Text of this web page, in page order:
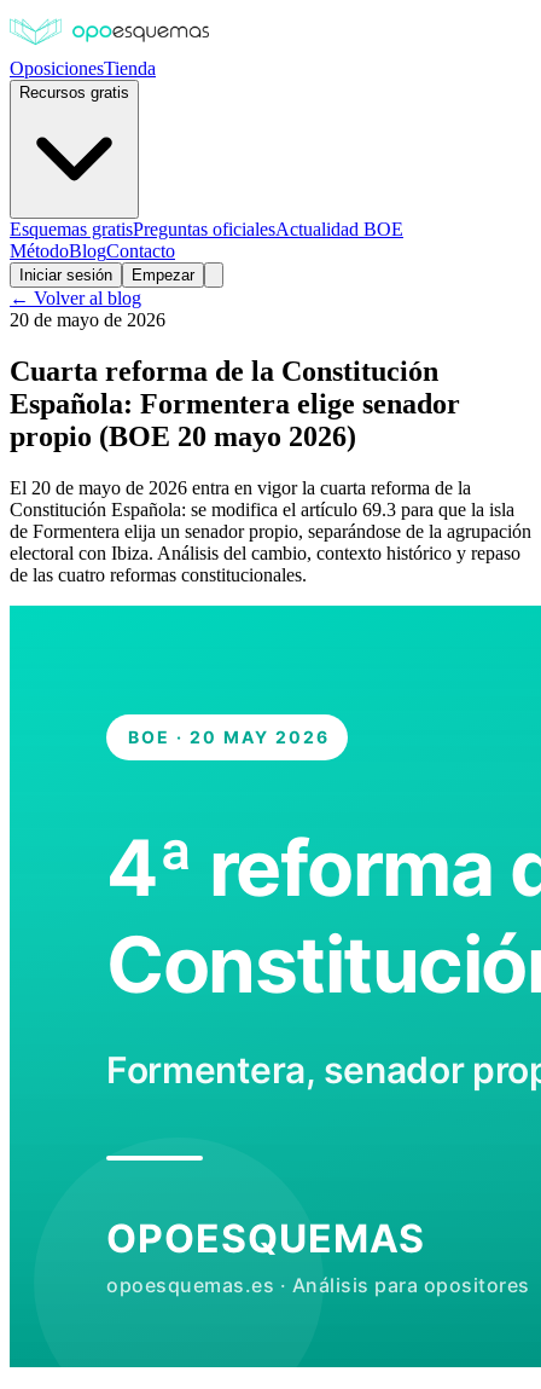
OposicionesTienda
Recursos gratis
Esquemas gratisPreguntas oficialesActualidad BOE
MétodoBlogContacto
Iniciar sesión Empezar
← Volver al blog
20 de mayo de 2026
Cuarta reforma de la Constitución
Española: Formentera elige senador
propio (BOE 20 mayo 2026)
El 20 de mayo de 2026 entra en vigor la cuarta reforma de la
Constitución Española: se modifica el artículo 69.3 para que la isla
de Formentera elija un senador propio, separándose de la agrupación
electoral con Ibiza. Análisis del cambio, contexto histórico y repaso
de las cuatro reformas constitucionales.